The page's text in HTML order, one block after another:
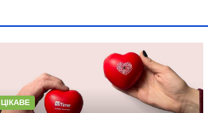
ЦІКАВЕ